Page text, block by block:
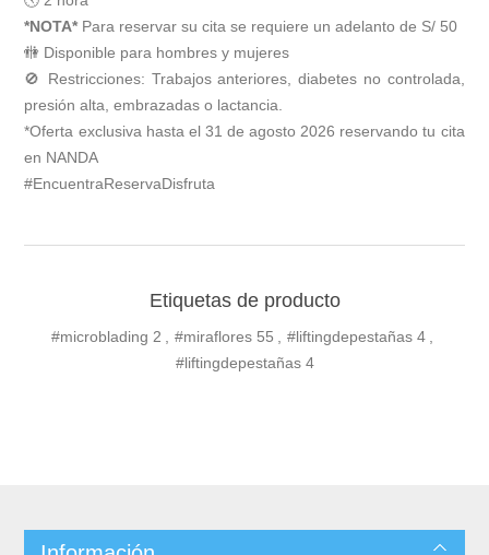
*NOTA* Para reservar su cita se requiere un adelanto de S/ 50
🚻 Disponible para hombres y mujeres
🚫 Restricciones: Trabajos anteriores, diabetes no controlada,
presión alta, embrazadas o lactancia.
*Oferta exclusiva hasta el 31 de agosto 2026 reservando tu cita
en NANDA
#EncuentraReservaDisfruta
Etiquetas de producto
#microblading 2 #miraflores 55 #liftingdepestañas 4
#liftingdepestañas 4